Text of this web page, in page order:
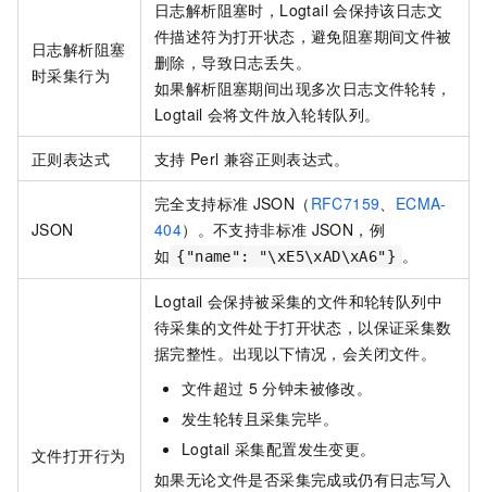
日志解析阻塞
时采集行为
日志解析阻塞时，Logtail 会保持该日志文
件描述符为打开状态，避免阻塞期间文件被
删除，导致日志丢失。
如果解析阻塞期间出现多次日志文件轮转，
Logtail 会将文件放入轮转队列。
正则表达式 支持 Perl 兼容正则表达式。
JSON
完全支持标准 JSON（ RFC7159、 ECMA-
404）。不支持非标准 JSON，例
如 {"name": "\xE5\xAD\xA6"} 。
文件打开行为
Logtail 会保持被采集的文件和轮转队列中
待采集的文件处于打开状态，以保证采集数
据完整性。出现以下情况，会关闭文件。
文件超过 5 分钟未被修改。
发生轮转且采集完毕。
Logtail 采集配置发生变更。
如果无论文件是否采集完成或仍有日志写入